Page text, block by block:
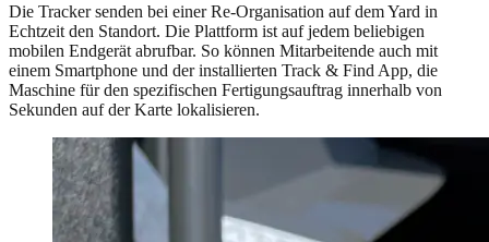
Die Tracker senden bei einer Re-Organisation auf dem Yard in
Echtzeit den Standort. Die Plattform ist auf jedem beliebigen
mobilen Endgerät abrufbar. So können Mitarbeitende auch mit
einem Smartphone und der installierten Track & Find App, die
Maschine für den spezifischen Fertigungsauftrag innerhalb von
Sekunden auf der Karte lokalisieren.